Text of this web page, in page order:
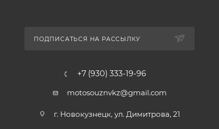
ПОДПИСАТЬСЯ НА РАССЫЛКУ
+7 (930) 333-19-96
motosouznvkz@gmail.com
г. Новокузнецк, ул. Димитрова, 21